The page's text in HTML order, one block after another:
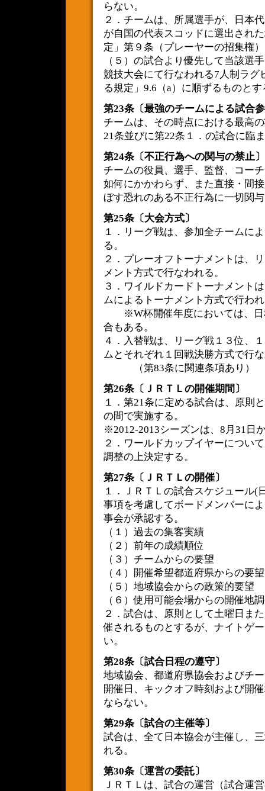
らない。
２．チームは、所属選手が、日本
が自国の代表スコッドに選出され
定」第９条（プレーヤーの招集権
（５）の試合より優先して当該選
競技大会にて行なわれる7人制ラ
る規定」9.6（a）に順ずるものとす
第23条〔最強のチームによる試合
チームは、その時点における最高
21条並びに第22条１．の試合に臨
第24条〔不正行為への関与の禁止〕
チームの役員、選手、監督、コー
如何にかかわらず、また直接・間
ぼす恐れのある不正行為に一切関
第25条〔大会方式〕
１．リーグ戦は、参加全チームに
る。
２．プレーオフトーナメントは、
メント方式で行なわれる。
３．ワイルドカードトーナメント
ムによるトーナメント方式で行わ
※W杯開催年度においては、日
合もある。
４．入替戦は、リーグ戦１３位、
ムとそれぞれ１回戦決勝方式で行
（第83条に関連条項あり）
第26条〔ＪＲＴＬの開催期間〕
１．第21条に定める試合は、原則
の間で実施する。
※2012-2013シーズンは、8月31日
２．ワールドカップイヤーについ
調整の上決定する。
第27条〔ＪＲＴＬの開催〕
１．ＪＲＴＬの試合スケジュール(
事項を考慮してボードメンバーに
事会が承認する。
（１）過去の集客実績
（２）前年の成績順位
（３）チームからの要望
（４）開催希望都道府県からの要望
（５）地域協会からの政策的要望
（６）使用可能会場からの開催地
２．試合は、原則として土曜日ま
催されるものとするが、ナイトゲ
い。
第28条〔試合日程の遵守〕
地域協会、都道府県協会およびチ
開催日、キックオフ時刻および開
ならない。
第29条〔試合の主催等〕
試合は、全て日本協会が主催し、
れる。
第30条〔運営の委託〕
ＪＲＴＬは、試合の運営（試合運